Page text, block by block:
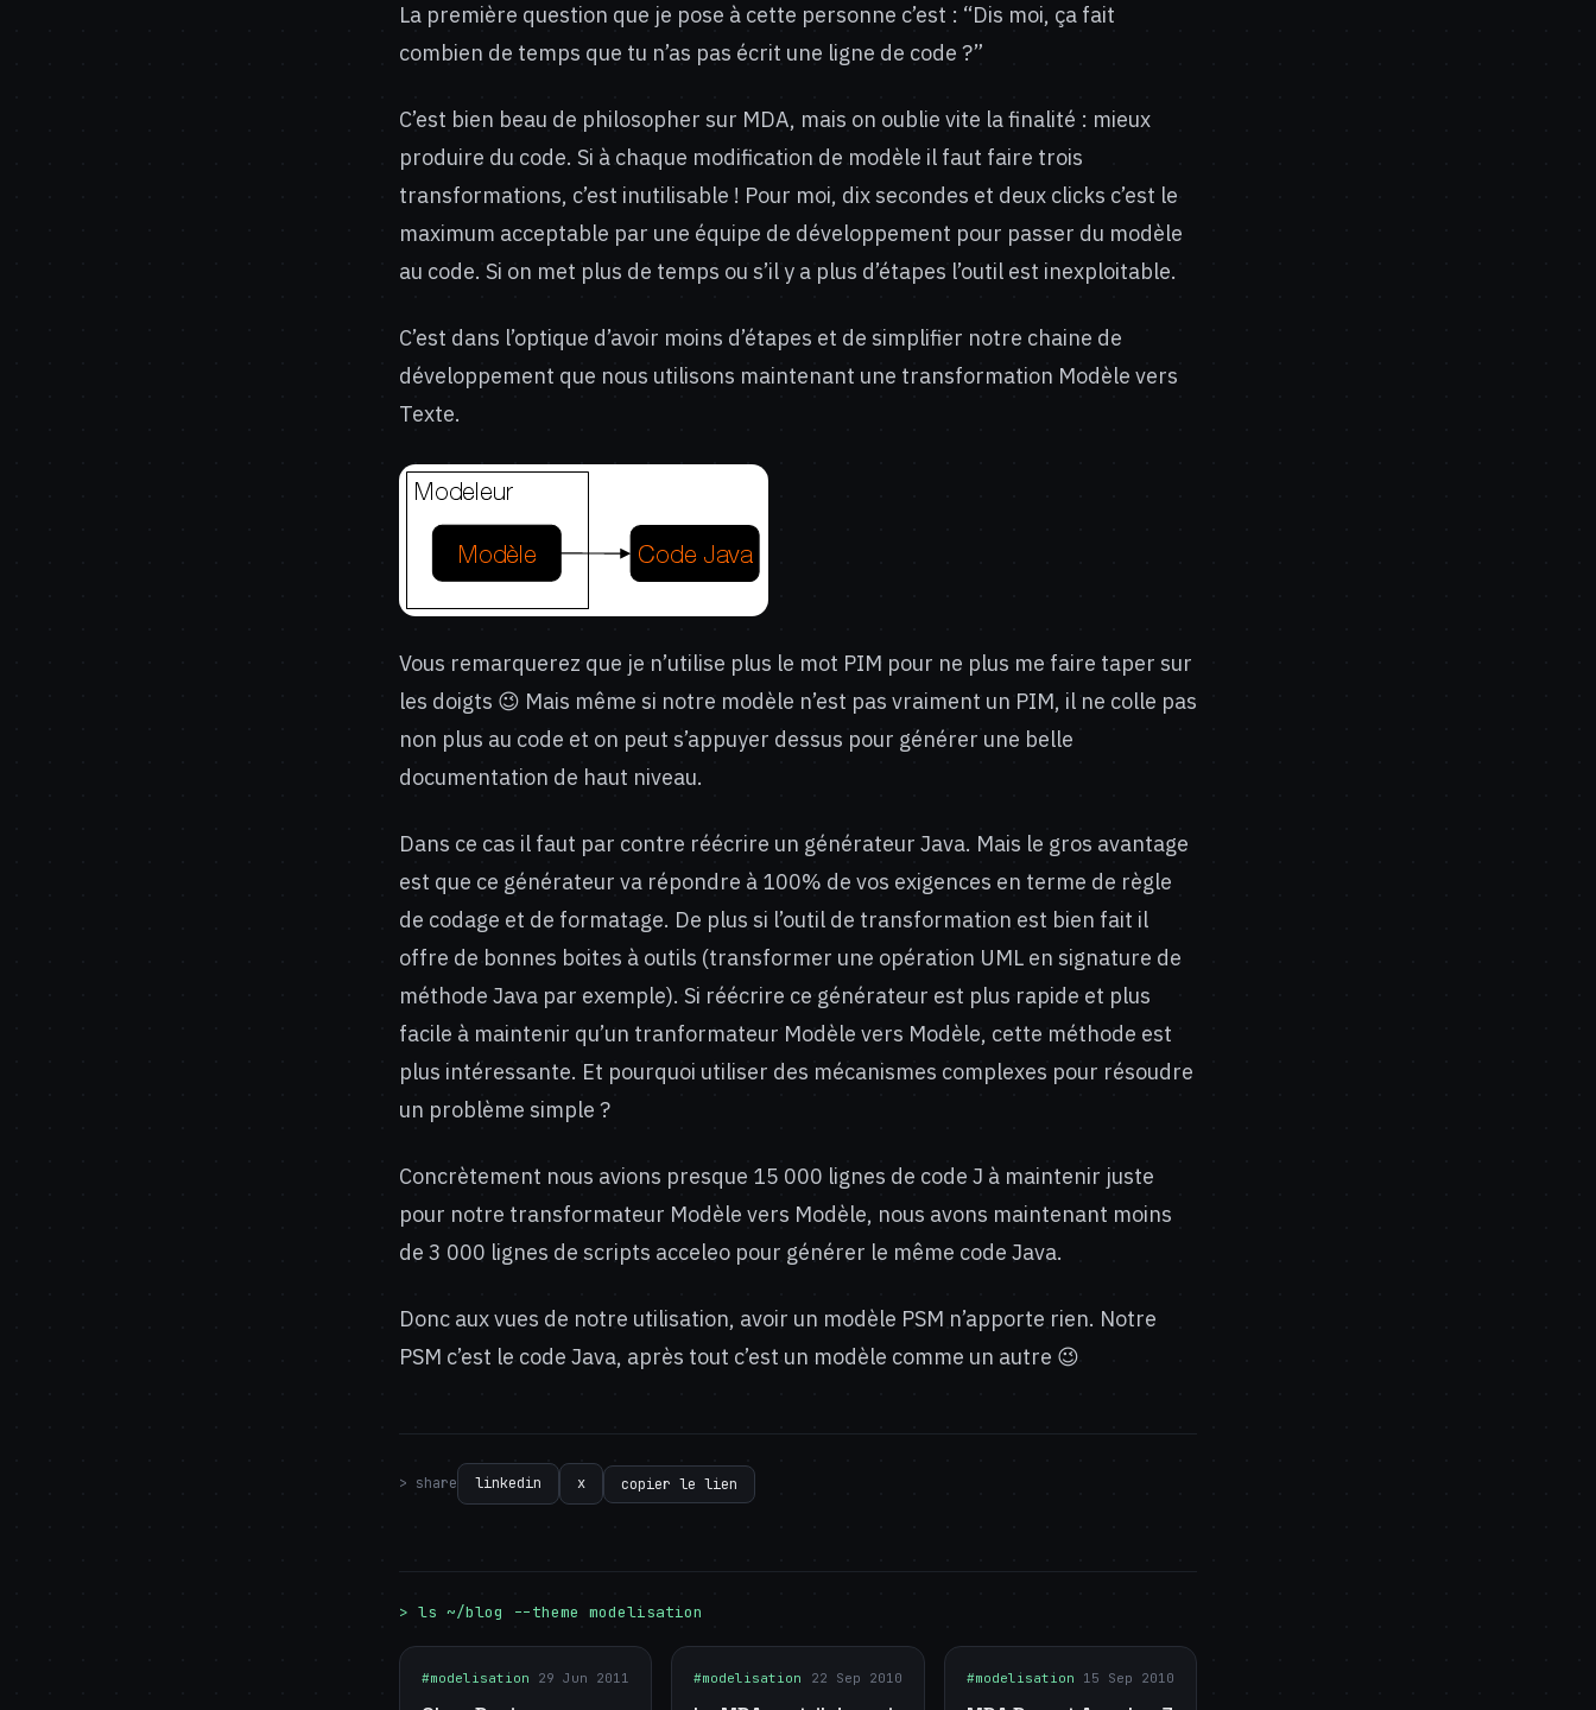
La première question que je pose à cette personne c’est : “Dis moi, ça fait
combien de temps que tu n’as pas écrit une ligne de code ?”
C’est bien beau de philosopher sur MDA, mais on oublie vite la finalité : mieux
produire du code. Si à chaque modification de modèle il faut faire trois
transformations, c’est inutilisable ! Pour moi, dix secondes et deux clicks c’est le
maximum acceptable par une équipe de développement pour passer du modèle
au code. Si on met plus de temps ou s’il y a plus d’étapes l’outil est inexploitable.
C’est dans l’optique d’avoir moins d’étapes et de simplifier notre chaine de
développement que nous utilisons maintenant une transformation Modèle vers
Texte.
Vous remarquerez que je n’utilise plus le mot PIM pour ne plus me faire taper sur
les doigts 😉 Mais même si notre modèle n’est pas vraiment un PIM, il ne colle pas
non plus au code et on peut s’appuyer dessus pour générer une belle
documentation de haut niveau.
Dans ce cas il faut par contre réécrire un générateur Java. Mais le gros avantage
est que ce générateur va répondre à 100% de vos exigences en terme de règle
de codage et de formatage. De plus si l’outil de transformation est bien fait il
offre de bonnes boites à outils (transformer une opération UML en signature de
méthode Java par exemple). Si réécrire ce générateur est plus rapide et plus
facile à maintenir qu’un tranformateur Modèle vers Modèle, cette méthode est
plus intéressante. Et pourquoi utiliser des mécanismes complexes pour résoudre
un problème simple ?
Concrètement nous avions presque 15 000 lignes de code J à maintenir juste
pour notre transformateur Modèle vers Modèle, nous avons maintenant moins
de 3 000 lignes de scripts acceleo pour générer le même code Java.
Donc aux vues de notre utilisation, avoir un modèle PSM n’apporte rien. Notre
PSM c’est le code Java, après tout c’est un modèle comme un autre 😉
> share linkedin x copier le lien
> ls ~/blog --theme modelisation
#modelisation 29 Jun 2011 #modelisation 22 Sep 2010 #modelisation 15 Sep 2010